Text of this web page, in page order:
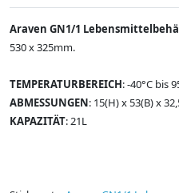
Araven GN1/1
530 x 325mm.
TEMPERATURBEREICH: -40°C bis
ABMESSUNGEN: 15(H) x 53(B) x
KAPAZITÄT: 21L